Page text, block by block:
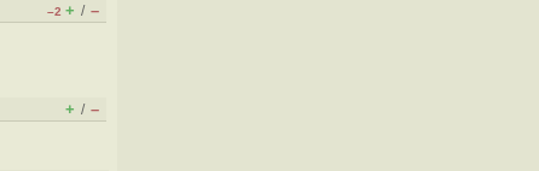
–2 + / –
+ / –